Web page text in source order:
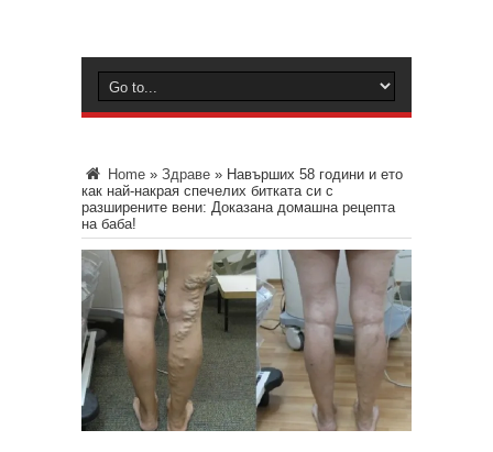
Home » Здраве » Навърших 58 години и ето
как най-накрая спечелих битката си с
разширените вени: Доказана домашна рецепта
на баба!